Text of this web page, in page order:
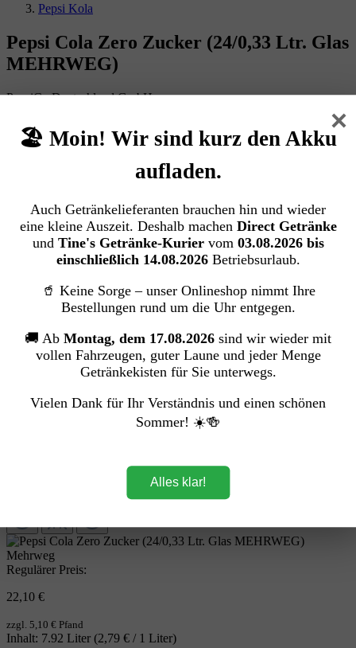
Pepsi Kola
Pepsi Cola Zero Zucker (24/0,33 Ltr. Glas
MEHRWEG)
PepsiCo Deutschland GmbH
Bildergalerie überspringen
Mehrweg
Regulärer Preis:
22,10 €
zzgl. 5,10 € Pfand
Inhalt: 7.92 Liter (2,79 € / 1 Liter)
×
🏖️ Moin! Wir sind kurz den Akku
aufladen.
Auch Getränkelieferanten brauchen hin und wieder
eine kleine Auszeit. Deshalb machen Direct Getränke
und Tine's Getränke-Kuriervom 03.08.2026 bis
einschließlich 14.08.2026Betriebsurlaub.
🥤 Keine Sorge – unser Onlineshop nimmt Ihre
Bestellungen rund um die Uhr entgegen.
🚚 Ab Montag, dem 17.08.2026 sind wir wieder mit
vollen Fahrzeugen, guter Laune und jeder Menge
Getränkekisten für Sie unterwegs.
Vielen Dank für Ihr Verständnis und einen schönen
Sommer! ☀️🍻
Alles klar!